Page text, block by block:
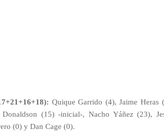
Quique Garrido (4), Jaime Heras
(15) -inicial-, Nacho Yáñez (23),
(0) y Dan Cage (0).